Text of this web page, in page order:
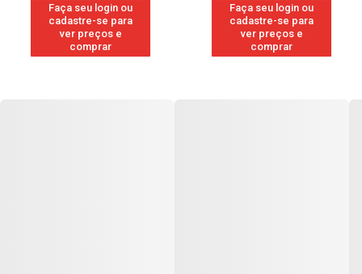
Faça seu login ou
cadastre-se para
ver preços e
comprar
Faça seu login ou
cadastre-se para
ver preços e
comprar